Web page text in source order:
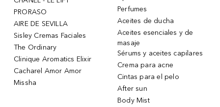
PRORASO
AIRE DE SEVILLA
Sisley Cremas Faciales
The Ordinary
Clinique Aromatics Elixir
Cacharel Amor Amor
Missha
Perfumes
Aceites de ducha
Aceites esenciales y de
masaje
Sérums y aceites capilares
Crema para acne
Cintas para el pelo
After sun
Body Mist